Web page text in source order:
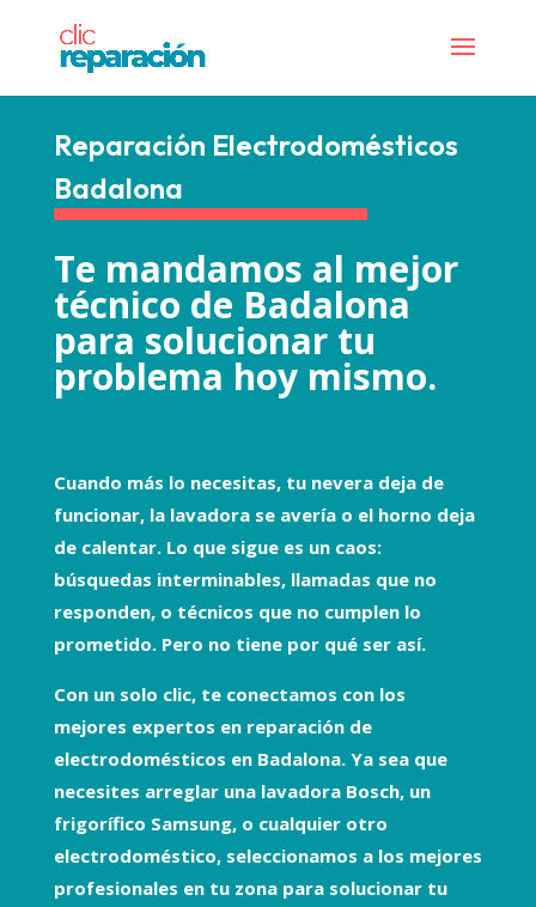
Reparación Electrodomésticos
Badalona
Te mandamos al mejor
técnico de Badalona
para solucionar tu
problema hoy mismo.
Cuando más lo necesitas, tu nevera deja de
funcionar, la lavadora se avería o el horno deja
de calentar. Lo que sigue es un caos:
búsquedas interminables, llamadas que no
responden, o técnicos que no cumplen lo
prometido. Pero no tiene por qué ser así.
Con un solo clic, te conectamos con los
mejores expertos en reparación de
electrodomésticos en Badalona. Ya sea que
necesites arreglar una lavadora Bosch, un
frigorífico Samsung, o cualquier otro
electrodoméstico, seleccionamos a los mejores
profesionales en tu zona para solucionar tu